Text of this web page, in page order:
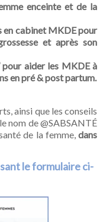
enceinte et de la
en cabinet MKDE pour
et après son
pour aider les MKDE à
en pré & post partum.
ainsi que les conseils
nom de @SABSANTÉ
de la femme, dans
le formulaire ci-